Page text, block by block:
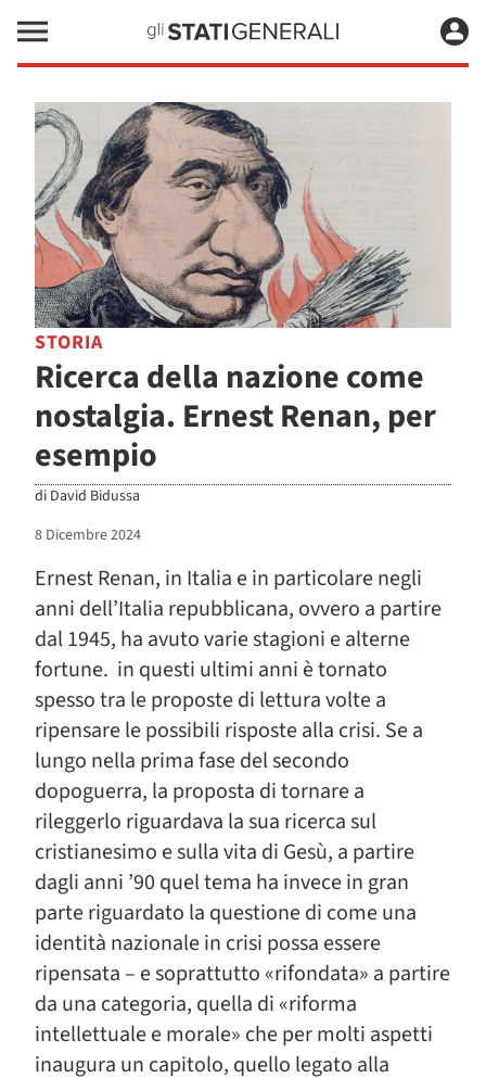
STORIA
Ricerca della nazione come
nostalgia. Ernest Renan, per
esempio
di David Bidussa
8 Dicembre 2024
Ernest Renan, in Italia e in particolare negli
anni dell’Italia repubblicana, ovvero a partire
dal 1945, ha avuto varie stagioni e alterne
fortune. in questi ultimi anni è tornato
spesso tra le proposte di lettura volte a
ripensare le possibili risposte alla crisi. Se a
lungo nella prima fase del secondo
dopoguerra, la proposta di tornare a
rileggerlo riguardava la sua ricerca sul
cristianesimo e sulla vita di Gesù, a partire
dagli anni ’90 quel tema ha invece in gran
parte riguardato la questione di come una
identità nazionale in crisi possa essere
ripensata – e soprattutto «rifondata» a partire
da una categoria, quella di «riforma
intellettuale e morale» che per molti aspetti
inaugura un capitolo, quello legato alla